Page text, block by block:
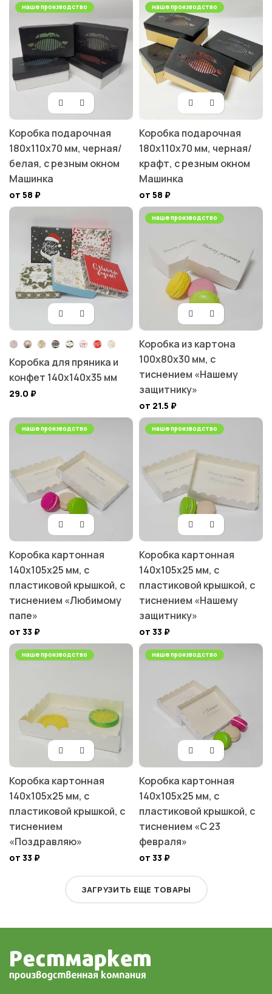
наше производство
Коробка подарочная
180х110х70 мм, черная/
белая, с резным окном
Машинка
от 58 ₽
наше производство
Коробка подарочная
180х110х70 мм, черная/
крафт, с резным окном
Машинка
от 58 ₽
Коробка для пряника и
конфет 140х140х35 мм
29.0 ₽
наше производство
Коробка из картона
100х80х30 мм, с
тиснением «Нашему
защитнику»
от 21.5 ₽
наше производство
Коробка картонная
140х105х25 мм, с
пластиковой крышкой, с
тиснением «Любимому
папе»
от 33 ₽
наше производство
Коробка картонная
140х105х25 мм, с
пластиковой крышкой, с
тиснением «Нашему
защитнику»
от 33 ₽
наше производство
Коробка картонная
140х105х25 мм, с
пластиковой крышкой, с
тиснением
«Поздравляю»
от 33 ₽
наше производство
Коробка картонная
140х105х25 мм, с
пластиковой крышкой, с
тиснением «С 23
февраля»
от 33 ₽
ЗАГРУЗИТЬ ЕЩЕ ТОВАРЫ